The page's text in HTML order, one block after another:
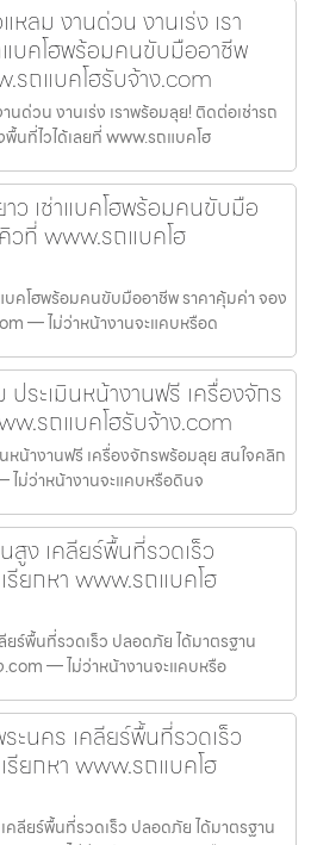
ลม งานด่วน งานเร่ง เรา
บคโฮพร้อมคนขับมืออาชีพ
รถแบคโฮรับจ้าง.com
ด่วน งานเร่ง เราพร้อมลุย! ติดต่อเช่ารถ
นที่ไวได้เลยที่ www.รถแบคโฮ
ว เช่าแบคโฮพร้อมคนขับมือ
วที่ www.รถแบคโฮ
บคโฮพร้อมคนขับมืออาชีพ ราคาคุ้มค่า จอง
— ไม่ว่าหน้างานจะแคบหรือด
ระเมินหน้างานฟรี เครื่องจักร
รถแบคโฮรับจ้าง.com
น้างานฟรี เครื่องจักรพร้อมลุย สนใจคลิก
ม่ว่าหน้างานจะแคบหรือดินจ
ง เคลียร์พื้นที่รวดเร็ว
ยกหา www.รถแบคโฮ
ร์พื้นที่รวดเร็ว ปลอดภัย ได้มาตรฐาน
.com — ไม่ว่าหน้างานจะแคบหรือ
ะนคร เคลียร์พื้นที่รวดเร็ว
ยกหา www.รถแบคโฮ
ลียร์พื้นที่รวดเร็ว ปลอดภัย ได้มาตรฐาน